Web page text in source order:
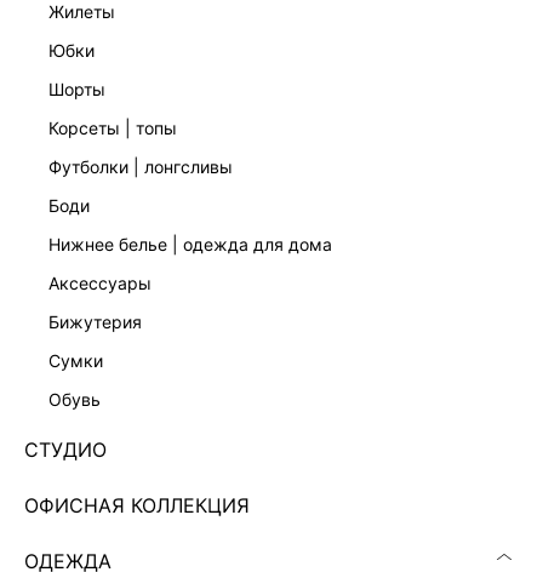
жилеты
юбки
шорты
корсеты | топы
футболки | лонгсливы
боди
нижнее белье | одежда для дома
аксессуары
бижутерия
сумки
обувь
СТУДИО
ОФИСНАЯ КОЛЛЕКЦИЯ
ОДЕЖДА